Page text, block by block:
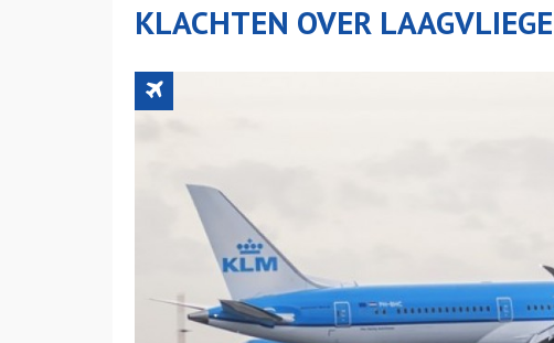
KLACHTEN OVER